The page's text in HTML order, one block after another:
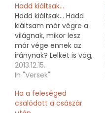
Hadd kiáltsak…
Hadd kiáltsak... Hadd
kiáltsam már végre a
világnak, mikor lesz
már vége ennek az
iránynak? Lelket is vág,
ki testbe metsz,
sértetlen már sose
elsöpört, éreztem a
közönyt vagy csak a
2013.12.15.
In "Versek"
Ha a feleséged
csalódott a császár